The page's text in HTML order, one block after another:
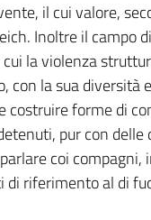
il cui valore,
Inoltre il campo
la violenza
con la sua diversità
costruire forme di
pur con
coi compagni,
riferimento al di